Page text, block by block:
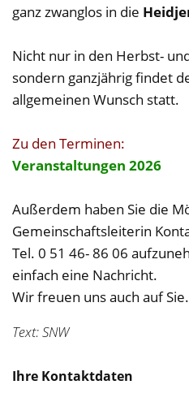
ganz zwanglos in die
Nicht nur in den Herbst-
sondern ganzjährig findet
allgemeinen Wunsch statt.
Zu den Terminen:
Veranstaltungen 2026
Außerdem haben Sie die
Gemeinschaftsleiterin
Tel. 0 51 46- 86 06
einfach eine Nachricht.
Wir freuen uns auch auf Sie.
Text: SNW
Ihre Kontaktdaten